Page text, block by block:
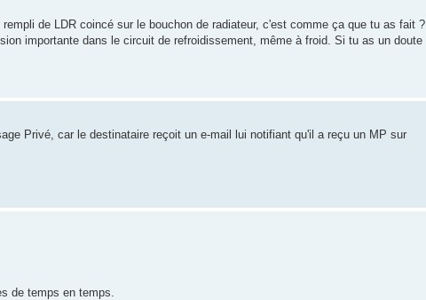
de LDR coincé sur le bouchon de radiateur, c'est comme ça que tu as fait ?
importante dans le circuit de refroidissement, même à froid. Si tu as un doute
Privé, car le destinataire reçoit un e-mail lui notifiant qu'il a reçu un MP sur
de temps en temps.